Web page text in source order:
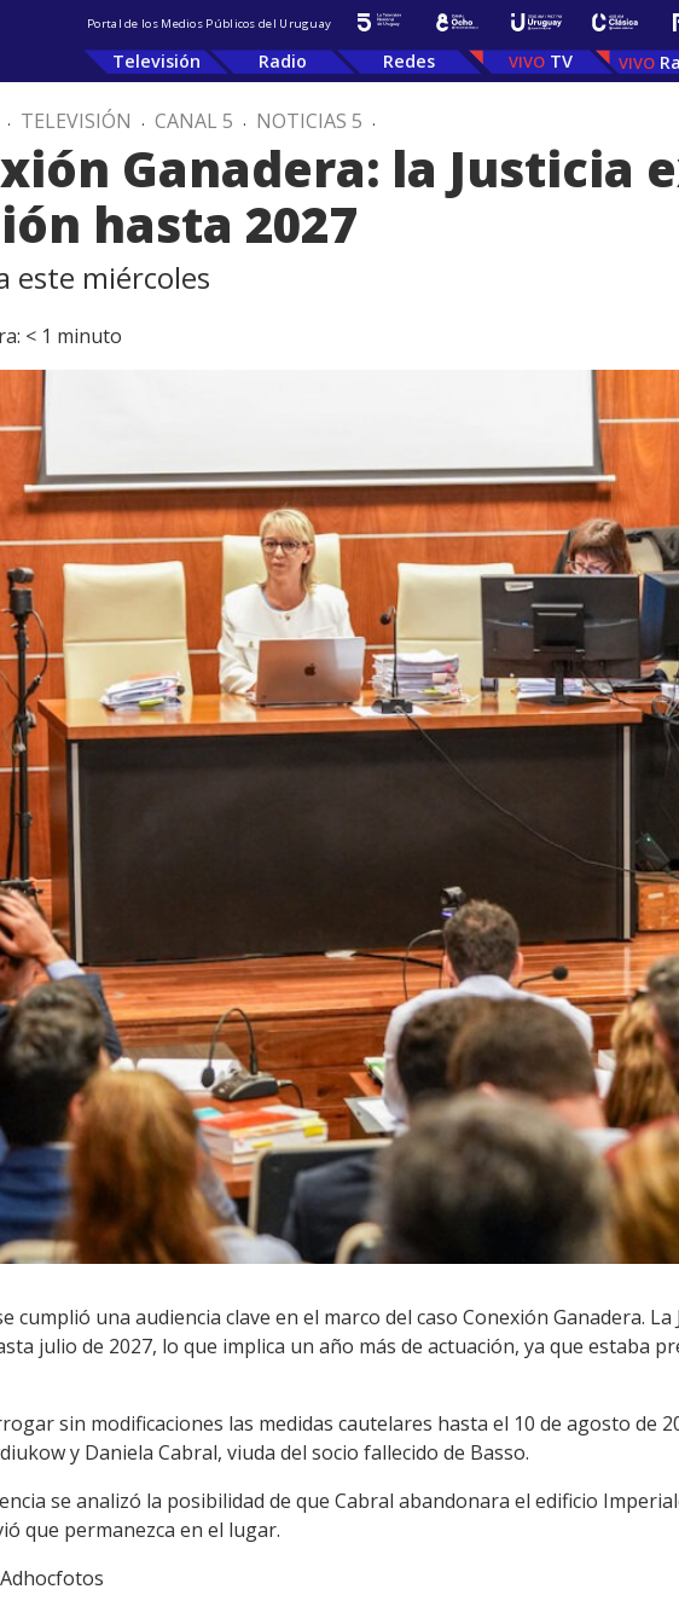
Portal de los Medios Públicos del Uruguay
Televisión Radio Redes TV
. TELEVISIÓN . CANAL 5 . NOTICIAS 5 .
Ganadera: la Justicia
hasta 2027
este miércoles
< 1 minuto
cumplió una audiencia clave en el marco del caso Conexión Ganadera.
julio de 2027, lo que implica un año más de actuación, ya que estaba
sin modificaciones las medidas cautelares hasta el 10 de agosto de
y Daniela Cabral, viuda del socio fallecido de Basso.
se analizó la posibilidad de que Cabral abandonara el edificio
que permanezca en el lugar.